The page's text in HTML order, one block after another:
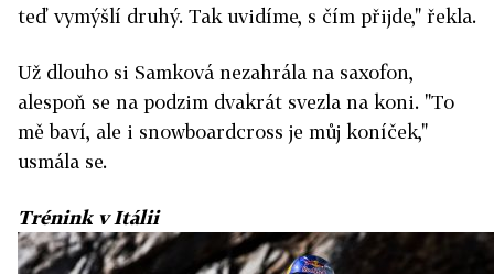
teď vymýšlí druhý. Tak uvidíme, s čím přijde," řekla.
Už dlouho si Samková nezahrála na saxofon,
alespoň se na podzim dvakrát svezla na koni. "To
mě baví, ale i snowboardcross je můj koníček,"
usmála se.
Trénink v Itálii